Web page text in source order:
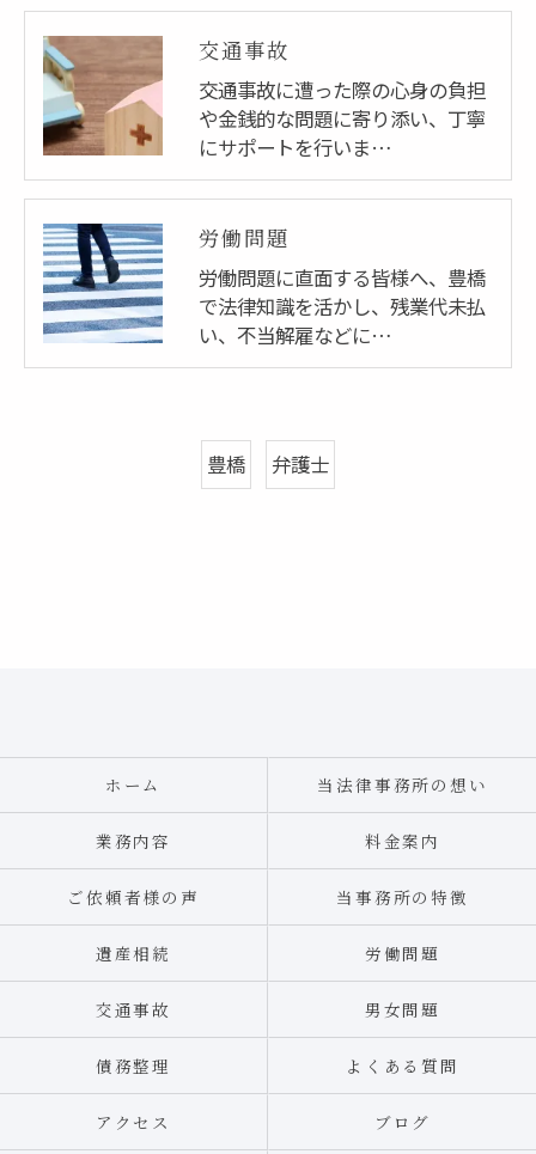
交通事故
交通事故に遭った際の心身の負担
や金銭的な問題に寄り添い、丁寧
にサポートを行いま…
労働問題
労働問題に直面する皆様へ、豊橋
で法律知識を活かし、残業代未払
い、不当解雇などに…
豊橋 弁護士
ホーム 当法律事務所の想い
業務内容 料金案内
ご依頼者様の声 当事務所の特徴
遺産相続 労働問題
交通事故 男女問題
債務整理 よくある質問
アクセス ブログ